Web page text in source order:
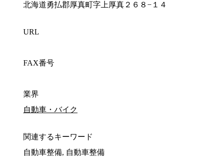
北海道勇払郡厚真町字上厚真２６８−１４
URL
FAX番号
業界
自動車・バイク
関連するキーワード
自動車整備, 自動車整備